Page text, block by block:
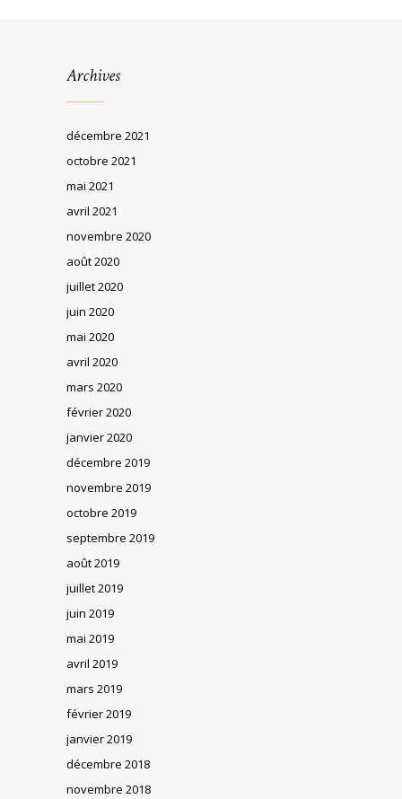
Archives
décembre 2021
octobre 2021
mai 2021
avril 2021
novembre 2020
août 2020
juillet 2020
juin 2020
mai 2020
avril 2020
mars 2020
février 2020
janvier 2020
décembre 2019
novembre 2019
octobre 2019
septembre 2019
août 2019
juillet 2019
juin 2019
mai 2019
avril 2019
mars 2019
février 2019
janvier 2019
décembre 2018
novembre 2018